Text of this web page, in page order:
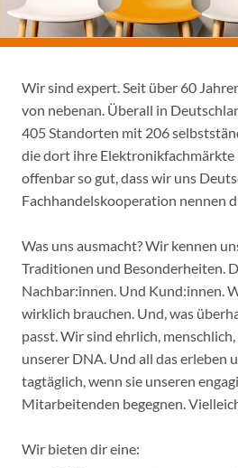
Wir sind expert. Seit über 60
von nebenan. Überall in
405 Standorten mit 206
die dort ihre Elektronikfachmärkte
offenbar so gut, dass wir uns
Fachhandelskooperation nennen
Was uns ausmacht? Wir kennen
Traditionen und Besonderheiten.
Nachbar:innen. Und Kund:innen.
wirklich brauchen. Und, was
passt. Wir sind ehrlich,
unserer DNA. Und all das erleben
tagtäglich, wenn sie unseren
Mitarbeitenden begegnen.
Wir bieten dir eine: